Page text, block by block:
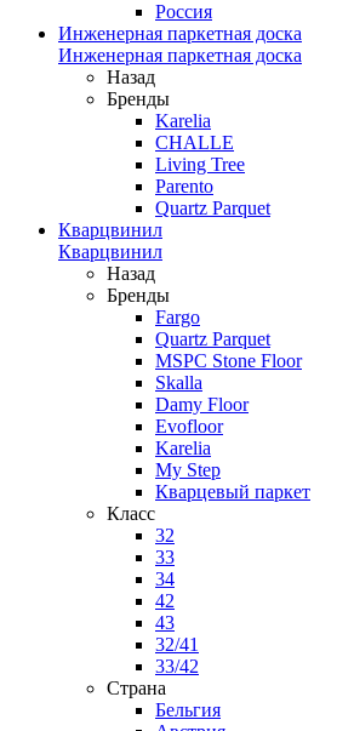
Россия
Инженерная паркетная доска
Инженерная паркетная доска
Назад
Бренды
Karelia
CHALLE
Living Tree
Parento
Quartz Parquet
Кварцвинил
Кварцвинил
Назад
Бренды
Fargo
Quartz Parquet
MSPC Stone Floor
Skalla
Damy Floor
Evofloor
Karelia
My Step
Кварцевый паркет
Класс
32
33
34
42
43
32/41
33/42
Страна
Бельгия